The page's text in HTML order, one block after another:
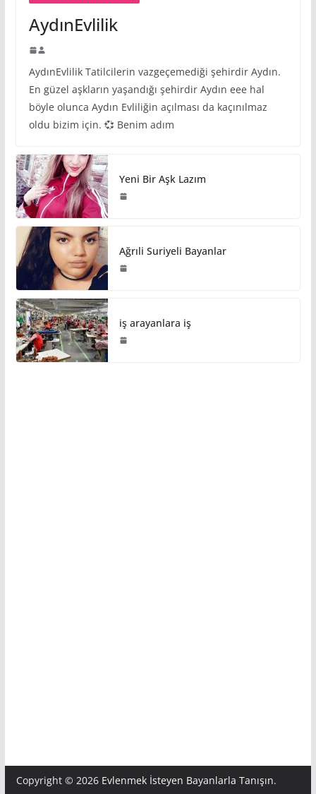
AydınEvlilik
AydınEvlilik Tatilcilerin vazgeçemediği şehirdir Aydın.
En güzel aşkların yaşandığı şehirdir Aydın eee hal
böyle olunca Aydın Evliliğin açılması da kaçınılmaz
oldu bizim için. 💞 Benim adım
Yeni Bir Aşk Lazım
Ağrıli Suriyeli Bayanlar
iş arayanlara iş
Copyright © 2026 Evlenmek İsteyen Bayanlarla Tanışın.